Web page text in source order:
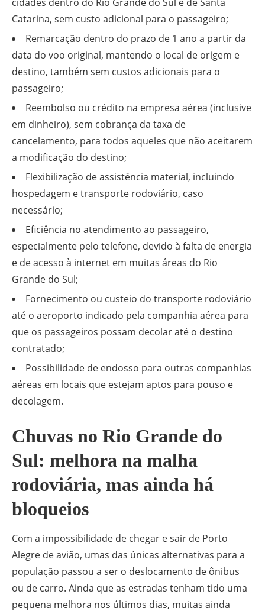
Catarina, sem custo adicional para o passageiro;
Remarcação dentro do prazo de 1 ano a partir da
data do voo original, mantendo o local de origem e
destino, também sem custos adicionais para o
passageiro;
Reembolso ou crédito na empresa aérea (inclusive
em dinheiro), sem cobrança da taxa de
cancelamento, para todos aqueles que não aceitarem
a modificação do destino;
Flexibilização de assistência material, incluindo
hospedagem e transporte rodoviário, caso
necessário;
Eficiência no atendimento ao passageiro,
especialmente pelo telefone, devido à falta de energia
e de acesso à internet em muitas áreas do Rio
Grande do Sul;
Fornecimento ou custeio do transporte rodoviário
até o aeroporto indicado pela companhia aérea para
que os passageiros possam decolar até o destino
contratado;
Possibilidade de endosso para outras companhias
aéreas em locais que estejam aptos para pouso e
decolagem.
Chuvas no Rio Grande do
Sul: melhora na malha
rodoviária, mas ainda há
bloqueios
Com a impossibilidade de chegar e sair de Porto
Alegre de avião, umas das únicas alternativas para a
população passou a ser o deslocamento de ônibus
ou de carro. Ainda que as estradas tenham tido uma
pequena melhora nos últimos dias, muitas ainda